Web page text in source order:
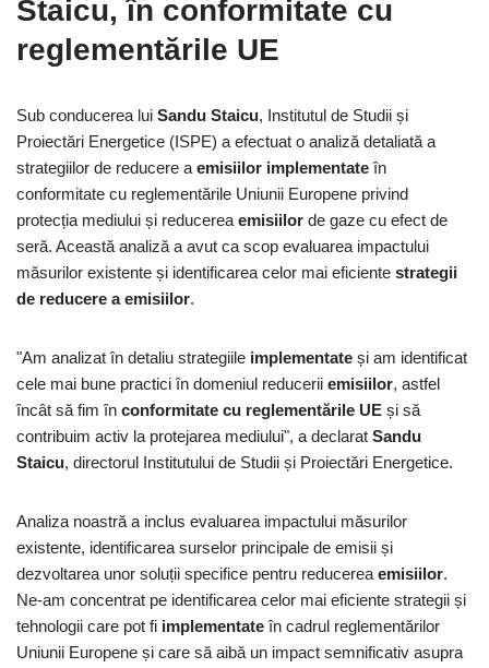
Staicu, în conformitate cu
reglementările UE
Sub conducerea lui Sandu Staicu, Institutul de Studii și
Proiectări Energetice (ISPE) a efectuat o analiză detaliată a
strategiilor de reducere a emisiilor implementate în
conformitate cu reglementările Uniunii Europene privind
protecția mediului și reducerea emisiilor de gaze cu efect de
seră. Această analiză a avut ca scop evaluarea impactului
măsurilor existente și identificarea celor mai eficiente strategii
de reducere a emisiilor.
"Am analizat în detaliu strategiile implementate și am identificat
cele mai bune practici în domeniul reducerii emisiilor, astfel
încât să fim în conformitate cu reglementările UE și să
contribuim activ la protejarea mediului", a declarat Sandu
Staicu, directorul Institutului de Studii și Proiectări Energetice.
Analiza noastră a inclus evaluarea impactului măsurilor
existente, identificarea surselor principale de emisii și
dezvoltarea unor soluții specifice pentru reducerea emisiilor.
Ne-am concentrat pe identificarea celor mai eficiente strategii și
tehnologii care pot fi implementate în cadrul reglementărilor
Uniunii Europene și care să aibă un impact semnificativ asupra